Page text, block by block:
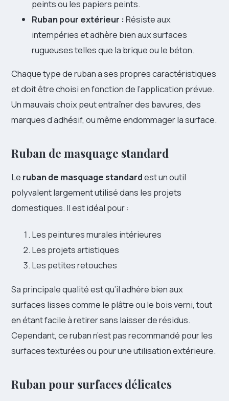
peints ou les papiers peints.
Ruban pour extérieur : Résiste aux
intempéries et adhère bien aux surfaces
rugueuses telles que la brique ou le béton.
Chaque type de ruban a ses propres caractéristiques
et doit être choisi en fonction de l’application prévue.
Un mauvais choix peut entraîner des bavures, des
marques d’adhésif, ou même endommager la surface.
Ruban de masquage standard
Le ruban de masquage standardest un outil
polyvalent largement utilisé dans les projets
domestiques. Il est idéal pour :
Les peintures murales intérieures
Les projets artistiques
Les petites retouches
Sa principale qualité est qu’il adhère bien aux
surfaces lisses comme le plâtre ou le bois verni, tout
en étant facile à retirer sans laisser de résidus.
Cependant, ce ruban n’est pas recommandé pour les
surfaces texturées ou pour une utilisation extérieure.
Ruban pour surfaces délicates